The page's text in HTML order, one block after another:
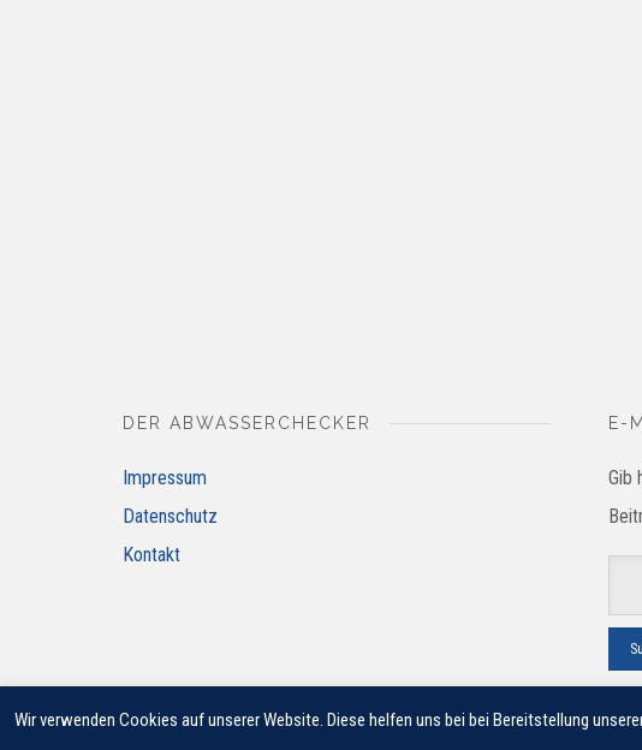
DER ABWASSERCHECKER
Impressum
Datenschutz
Kontakt
E-
Gib
© 2018 JUNG PUMPEN GMBH
Wir verwenden Cookies auf unserer Website. Diese helfen uns bei bei Bereitstellung